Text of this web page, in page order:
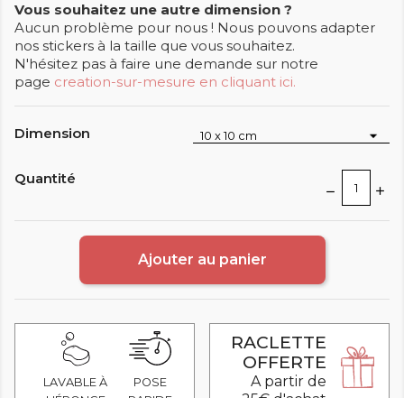
Vous souhaitez une autre dimension ?
Aucun problème pour nous ! Nous pouvons adapter
nos stickers à la taille que vous souhaitez.
N'hésitez pas à faire une demande sur notre
page creation-sur-mesure en cliquant ici.
Dimension
Quantité
Ajouter au panier
LAVABLE À
POSE
RACLETTE
OFFERTE
A partir de